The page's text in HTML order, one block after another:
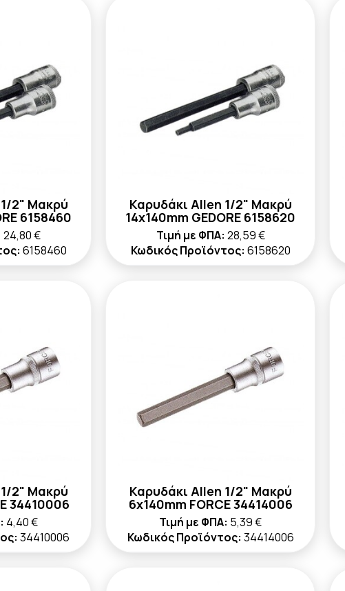
2" Μακρύ
6158460
24,80 €
6158460
Καρυδάκι Allen 1/2" Μακρύ
14x140mm GEDORE 6158620
Τιμή με ΦΠΑ: 28,59 €
Κωδικός Προϊόντος: 6158620
2" Μακρύ
34410006
4,40 €
34410006
Καρυδάκι Allen 1/2" Μακρύ
6x140mm FORCE 34414006
Τιμή με ΦΠΑ: 5,39 €
Κωδικός Προϊόντος: 34414006